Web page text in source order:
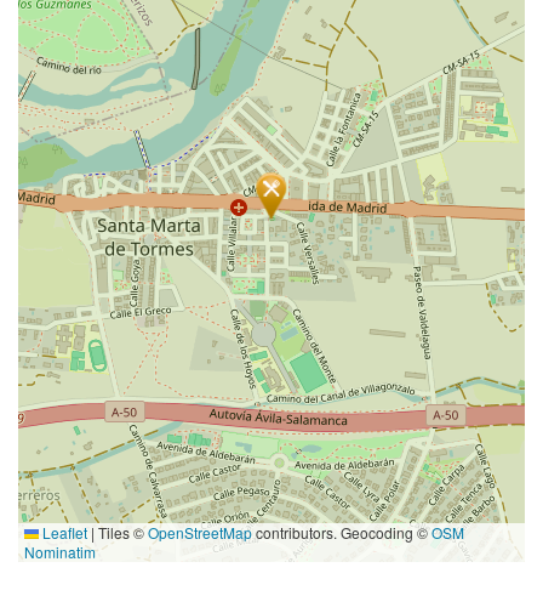
Leaflet | Tiles ©OpenStreetMapcontributors. Geocoding ©OSM
Nominatim